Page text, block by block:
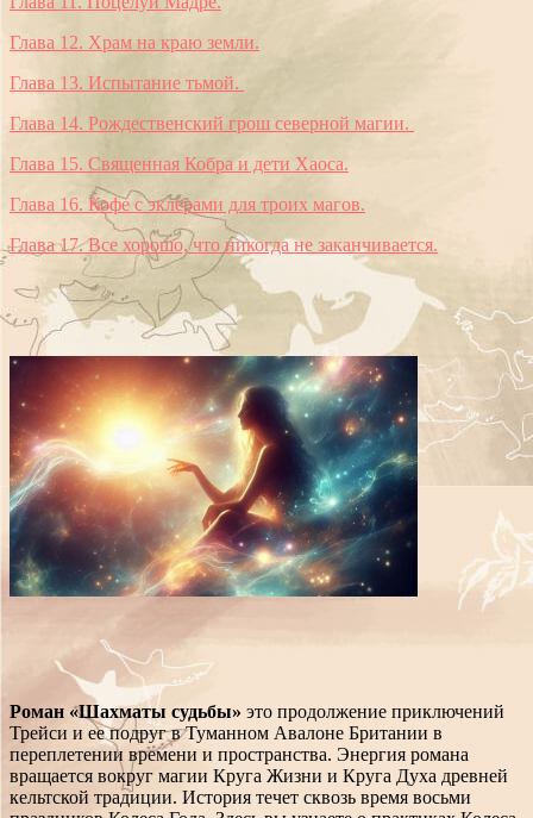
Глава 12. Храм на краю земли.
Глава 13. Испытание тьмой.
Глава 14. Рождественский грош северной магии.
Глава 15. Священная Кобра и дети Хаоса.
Глава 16. Кофе с эклерами для троих магов.
Глава 17. Все хорошо, что никогда не заканчивается.
Роман «Шахматы судьбы» это продолжение приключений
Трейси и ее подруг в Туманном Авалоне Британии в
переплетении времени и пространства. Энергия романа
вращается вокруг магии Круга Жизни и Круга Духа древней
кельтской традиции. История течет сквозь время восьми